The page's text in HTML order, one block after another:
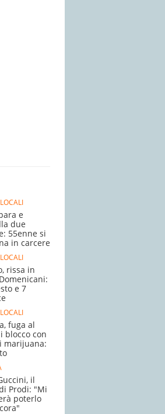
e
due
55enne si
in carcere
rissa in
e 7
fuga al
blocco con
marijuana:
il
Prodi: "Mi
poterlo